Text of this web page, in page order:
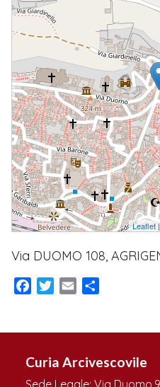
Leaflet
Via DUOMO 108,
Facebook
TwitterEmail
Curia Arcivescovile
Sede Legale: Via